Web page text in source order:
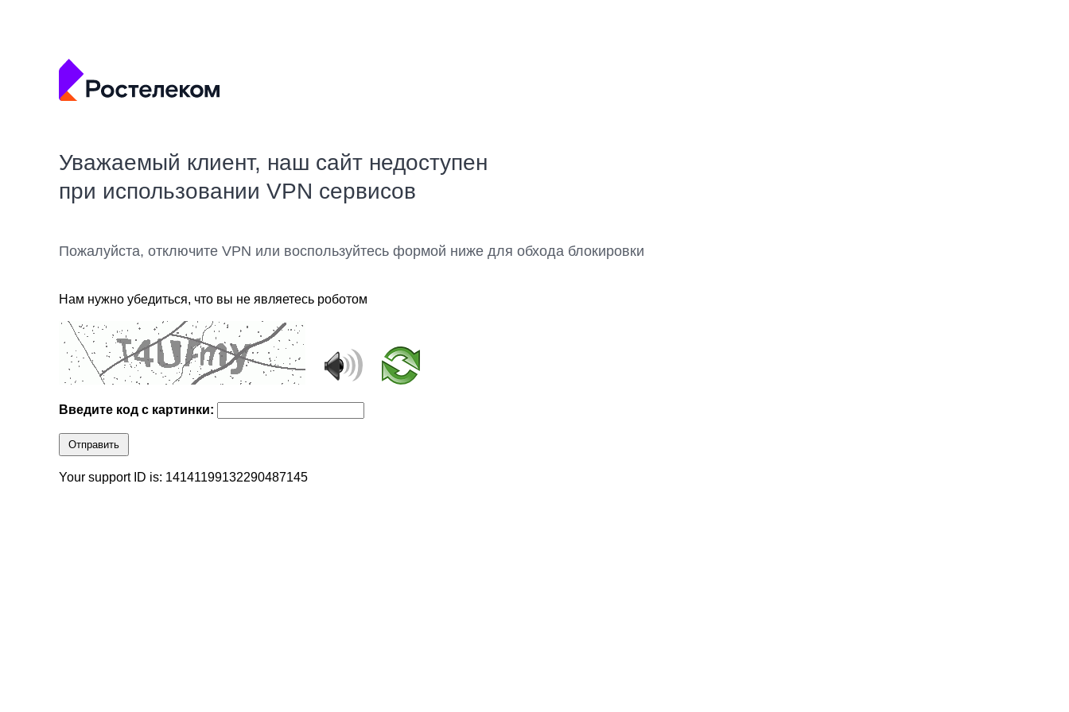
Уважаемый клиент, наш сайт недоступен
при использовании VPN сервисов
Пожалуйста, отключите VPN или воспользуйтесь формой ниже для обхода блокировки
Нам нужно убедиться, что вы не являетесь роботом
Введите код с картинки:
Отправить
Your support ID is: 14141199132290487145